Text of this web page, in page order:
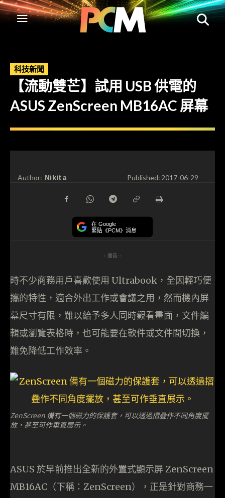
科技新聞
【流動雙芒】試用 USB 供電的
ASUS ZenScreen MB16AC 屏幕
Author: Nikita Published:2017-06-29
在 Google
緊貼《PCM》消息
- 廣告 -
時不少商務用戶喜歡使用 Ultrabook，全因輕巧便
攜的特性，適合外出工作或會議之用，然而機內屏
幕尺寸有限，難以給予多人同時觀看畫面，文件編
輯或瀏覽表格時，也可能要在軟件或文件間切換，
難免降低工作效率。
ZenScreen 備有一個磁力的保護套，可以透過摺疊作不同角度擺
放，甚至可作垂直展示。
ASUS 於早前推出全新的外置式顯示屏 ZenScreen
MB16AC（下稱：ZenScreen），正是針對商務一